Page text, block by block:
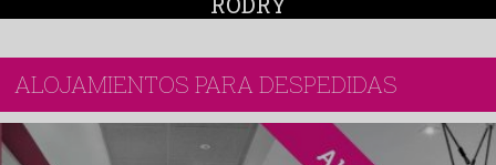
ALOJAMIENTOS PARA DESPEDIDAS